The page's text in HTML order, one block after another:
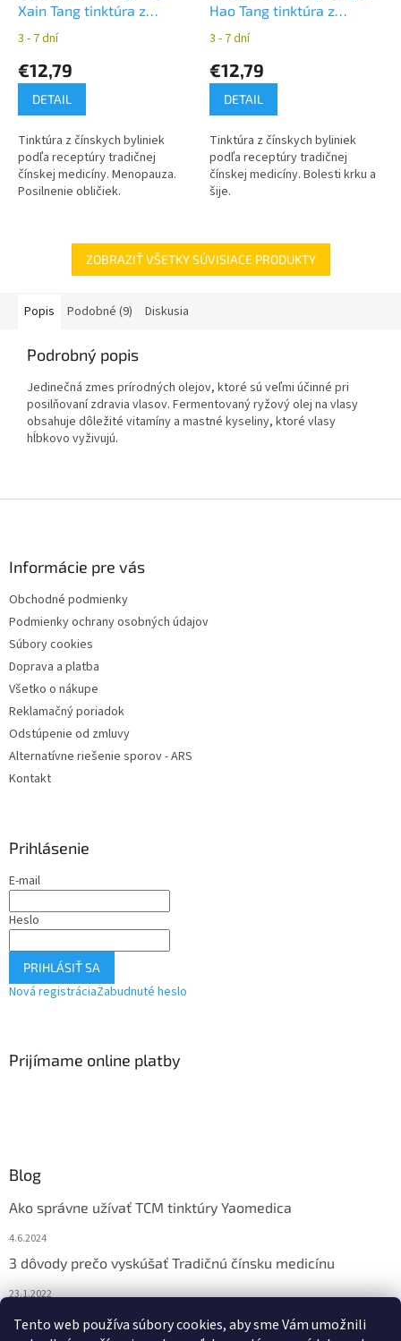
Tento web používa súbory cookies, aby sme Vám umožnili
Xain Tang tinktúra z
čínskych bylín YaoMedica
3 - 7 dní
€12,79
DETAIL
Tinktúra z čínskych byliniek
podľa receptúry tradičnej
čínskej medicíny. Menopauza.
Posilnenie obličiek.
Hao Tang tinktúra z
čínskych bylín YaoMedica
3 - 7 dní
€12,79
DETAIL
Tinktúra z čínskych byliniek
podľa receptúry tradičnej
čínskej medicíny. Bolesti krku a
šije.
ZOBRAZIŤ VŠETKY SÚVISIACE PRODUKTY
Popis Podobné (9) Diskusia
Podrobný popis
Jedinečná zmes prírodných olejov, ktoré sú veľmi účinné pri
posilňovaní zdravia vlasov. Fermentovaný ryžový olej na vlasy
obsahuje dôležité vitamíny a mastné kyseliny, ktoré vlasy
hĺbkovo vyživujú.
Informácie pre vás
Obchodné podmienky
Podmienky ochrany osobných údajov
Súbory cookies
Doprava a platba
Všetko o nákupe
Reklamačný poriadok
Odstúpenie od zmluvy
Alternatívne riešenie sporov - ARS
Kontakt
Prihlásenie
E-mail
Heslo
PRIHLÁSIŤ SA
Nová registráciaZabudnuté heslo
Prijímame online platby
Blog
Ako správne užívať TCM tinktúry Yaomedica
4.6.2024
3 dôvody prečo vyskúšať Tradičnú čínsku medicínu
23.1.2022
Nadmerne vám vypadávajú vlasy? Pomôže vám čínska
medicína